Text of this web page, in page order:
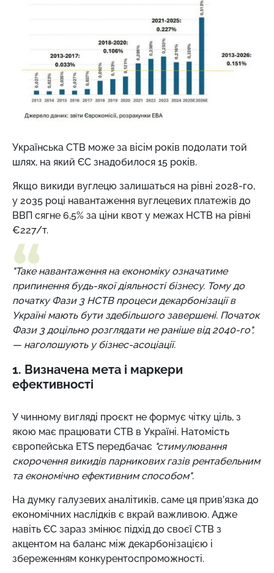
Українська СТВ може за вісім років подолати той
шлях, на який ЄС знадобилося 15 років.
Якщо викиди вуглецю залишаться на рівні 2028-го,
у 2035 році навантаження вуглецевих платежів до
ВВП сягне 6,5% за ціни квот у межах НСТВ на рівні
€227/т.
"Таке навантаження на економіку означатиме
припинення будь-якої діяльності бізнесу. Тому до
початку Фази 3 НСТВ процеси декарбонізації в
Україні мають бути здебільшого завершені. Початок
Фази 3 доцільно розглядати не раніше від 2040-го",
— наголошують у бізнес-асоціації.
1. Визначена мета і маркери
ефективності
У чинному вигляді проєкт не формує чітку ціль, з
якою має працювати СТВ в Україні. Натомість
європейська ETS передбачає "стимулювання
скорочення викидів парникових газів рентабельним
та економічно ефективним способом".
На думку галузевих аналітиків, саме ця прив’язка до
економічних наслідків є вкрай важливою. Адже
навіть ЄС зараз змінює підхід до своєї СТВ з
акцентом на баланс між декарбонізацією і
збереженням конкурентоспроможності.